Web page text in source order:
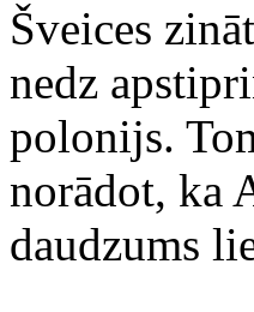
Šveices
nedz
polonijs.
norādot, ka
daudzums